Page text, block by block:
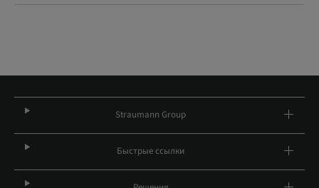
Straumann Group
Быстрые ссылки